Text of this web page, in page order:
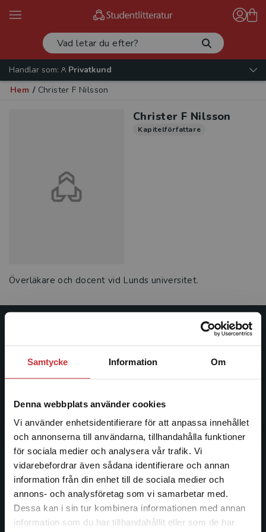
Samtycke Information Om
Denna webbplats använder cookies
Vi använder enhetsidentifierare för att anpassa innehållet
och annonserna till användarna, tillhandahålla funktioner
för sociala medier och analysera vår trafik. Vi
vidarebefordrar även sådana identifierare och annan
information från din enhet till de sociala medier och
annons- och analysföretag som vi samarbetar med.
Dessa kan i sin tur kombinera informationen med annan
information som du har tillhandahållit eller som de har
Begränsad fraktregion
Det verkar som att du besöker
Handlar som:
Privatkund
Hem / Christer F Nilsson
Christer F Nilsson
Kapitelförfattare
Överläkare och docent vid Lunds universitet.
Studentlitteratur grundades 1963 och är idag Sveriges
ledande utbildningsförlag. Med läromedel, kurslitteratur,
informationstjänster i utbudet, finns Studentlitteratur med
längs hela kunskapsresan.
Kontakta oss
Kontakta oss
046-31 20 00
Postadress: